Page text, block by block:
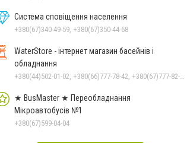
Система сповіщення населення
+380(67)340-49-59, +380(67)350-44-68
WaterStore - інтернет магазин басейнів і
обладнання
★ BusMaster ★ Переобладнання
Мікроавтобусів №1
+380(67)599-04-04